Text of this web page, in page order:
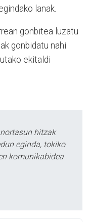
lanak.
gonbitea luzatu
gonbidatu nahi
ekitaldi
hitzak
eginda, tokiko
komunikabidea